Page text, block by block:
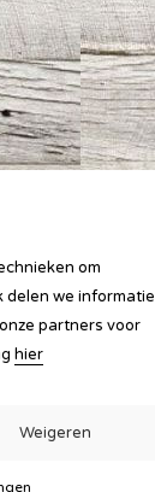
om
delen we informatie
partners voor
hier
Weigeren